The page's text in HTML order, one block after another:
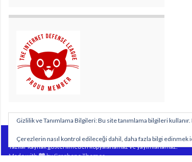
Sitemizde yayımlanan özgün içeriklerin tüm hakları https://
Yazılar kaynak gösterilmeden kopyalanamaz ve yayımlanamaz.
Made with
byGraphene Themes.
Gizlilik ve Tanımlama Bilgileri: Bu site tanımlama bilgileri
Çerezlerin nasıl kontrol edileceği dahil, daha fazla bilgi edinmek